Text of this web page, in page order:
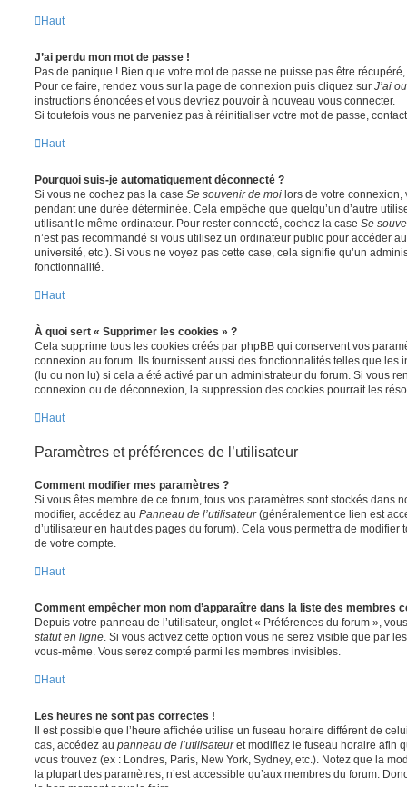
Haut
J’ai perdu mon mot de passe !
Pas de panique ! Bien que votre mot de passe ne puisse pas être
Pour ce faire, rendez vous sur la page de connexion puis cliquez sur J’ai
instructions énoncées et vous devriez pouvoir à nouveau vous connecter.
Si toutefois vous ne parveniez pas à réinitialiser votre mot de passe,
Haut
Pourquoi suis-je automatiquement déconnecté ?
Si vous ne cochez pas la case Se souvenir de moi lors de votre connexion,
pendant une durée déterminée. Cela empêche que quelqu’un d’autre
utilisant le même ordinateur. Pour rester connecté, cochez la case Se
n’est pas recommandé si vous utilisez un ordinateur public pour accéder
université, etc.). Si vous ne voyez pas cette case, cela signifie qu’un
fonctionnalité.
Haut
À quoi sert « Supprimer les cookies » ?
Cela supprime tous les cookies créés par phpBB qui conservent vos
connexion au forum. Ils fournissent aussi des fonctionnalités telles que les
(lu ou non lu) si cela a été activé par un administrateur du forum. Si vous
connexion ou de déconnexion, la suppression des cookies pourrait les
Haut
Paramètres et préférences de l’utilisateur
Comment modifier mes paramètres ?
Si vous êtes membre de ce forum, tous vos paramètres sont stockés dans
modifier, accédez au Panneau de l’utilisateur(généralement ce lien est
d’utilisateur en haut des pages du forum). Cela vous permettra de modifier
de votre compte.
Haut
Comment empêcher mon nom d’apparaître dans la liste des membres
Depuis votre panneau de l’utilisateur, onglet « Préférences du forum »,
statut en ligne . Si vous activez cette option vous ne serez visible que par
vous-même. Vous serez compté parmi les membres invisibles.
Haut
Les heures ne sont pas correctes !
Il est possible que l’heure affichée utilise un fuseau horaire différent de
cas, accédez au panneau de l’utilisateuret modifiez le fuseau horaire afin
vous trouvez (ex : Londres, Paris, New York, Sydney, etc.). Notez que la
la plupart des paramètres, n’est accessible qu’aux membres du forum.